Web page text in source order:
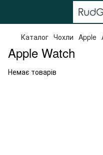
Каталог Чохли Apple
Apple Watch
Немає товарів